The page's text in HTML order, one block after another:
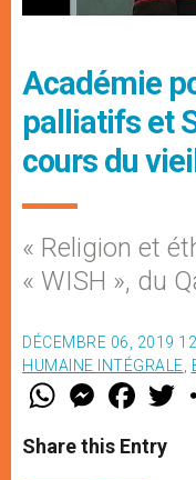
Académie
palliatifs et
cours du
« Religion et
« WISH », du
DÉCEMBRE 06, 2019
HUMAINE INTÉGRALE
W
t
s
M
e
s
e
F
a
e
b
w
Share this Entry